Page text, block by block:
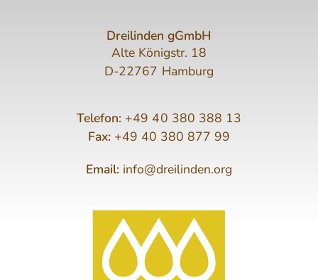
Dreilinden gGmbH
Alte Königstr. 18
D-22767 Hamburg
Telefon: +49 40 380 388 13
Fax:+49 40 380 877 99
Email: info@dreilinden.org